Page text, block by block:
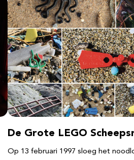
De Grote LEGO
Op 13 februari 1997 sloeg het